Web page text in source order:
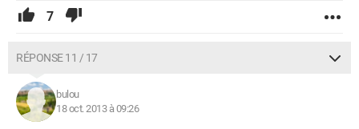
7
RÉPONSE 11 / 17
bulou
18 oct. 2013 à 09:26